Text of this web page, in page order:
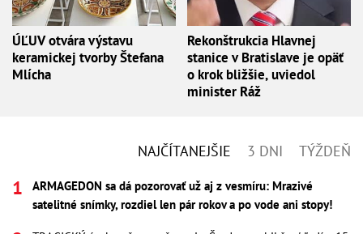
ÚĽUV otvára výstavu
keramickej tvorby Štefana
Mlícha
Rekonštrukcia Hlavnej
stanice v Bratislave je opäť
o krok bližšie, uviedol
minister Ráž
NAJČÍTANEJŠIE 3 DNI TÝŽDEŇ
ARMAGEDON sa dá pozorovať už aj z vesmíru: Mrazivé
satelitné snímky, rozdiel len pár rokov a po vode ani stopy!